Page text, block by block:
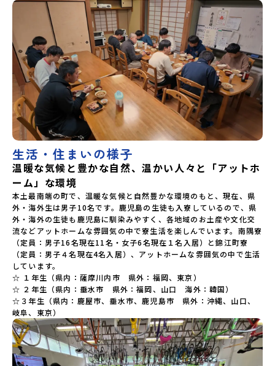
生活・住まいの様子
温暖な気候と豊かな自然、温かい人々と「アットホ
ーム」な環境
本土最南端の町で、温暖な気候と自然豊かな環境のもと、現在、県
外・海外生は男子10名です。鹿児島の生徒も入寮しているので、県
外・海外の生徒も鹿児島に馴染みやすく、各地域のお土産や文化交
流などアットホームな雰囲気の中で寮生活を楽しんでいます。南隅寮
（定員：男子16名現在11名・女子6名現在１名入居）と錦江町寮
（定員：男子４名現在4名入居）、アットホームな雰囲気の中で生活
しています。
☆ １年生（県内：薩摩川内市　県外：福岡、東京）
☆ ２年生（県内：垂水市　県外：福岡、山口　海外：韓国）
☆３年生（県内：鹿屋市、垂水市、鹿児島市　県外：沖縄、山口、
岐阜、東京）